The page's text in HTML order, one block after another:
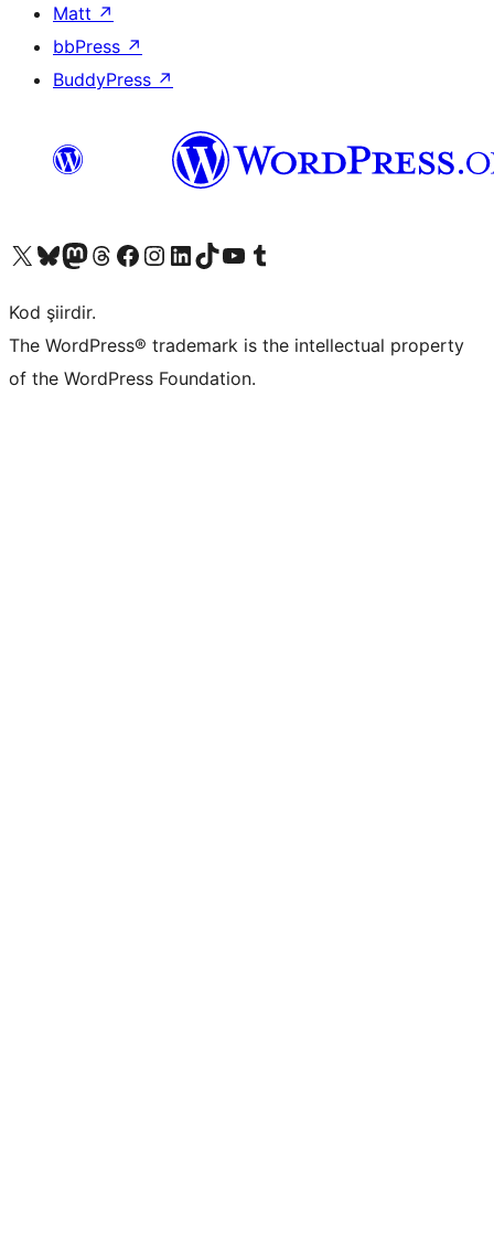
Matt ↗
bbPress ↗
BuddyPress ↗
X (eski Twitter) hesabımıza bakın
Bluesky hesabımızı ziyaret edinMastodon hesabımızı ziyaret edinThreads hesabımızı ziyaret edinFacebook sayfamızı ziyaret edinInstagram hesabımızı ziyaret edinLinkedIn hesabımızı ziyaret edinTikTok hesabımızı ziyaret edinYouTube kanalımızı ziyaret edinTumblr hesabımızı ziyaret edin
Kod şiirdir.
The WordPress® trademark is the intellectual property
of the WordPress Foundation.